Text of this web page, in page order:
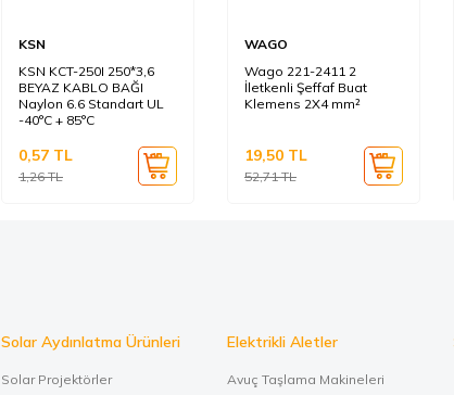
KSN
KSN KCT-250I 250*3,6
BEYAZ KABLO BAĞI
Naylon 6.6 Standart UL
-40°C + 85°C
1,26TL
0,57 TL
WAGO
Wago 221-2411 2
İletkenli Şeffaf Buat
Klemens 2X4 mm²
52,71TL
19,50 TL
Solar Aydınlatma Ürünleri
Solar Projektörler
Elektrikli Aletler
Avuç Taşlama Makineleri